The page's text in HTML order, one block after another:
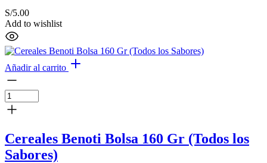
S/5.00
Add to wishlist
Añadir al carrito
Cereales Benoti Bolsa 160 Gr (Todos los
Sabores)